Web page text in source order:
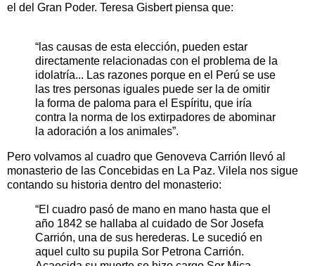
el del Gran Poder. Teresa Gisbert piensa que:
“las causas de esta elección, pueden estar
directamente relacionadas con el problema de la
idolatría... Las razones porque en el Perú se use
las tres personas iguales puede ser la de omitir
la forma de paloma para el Espíritu, que iría
contra la norma de los extirpadores de abominar
la adoración a los animales”.
Pero volvamos al cuadro que Genoveva Carrión llevó al
monasterio de las Concebidas en La Paz. Vilela nos sigue
contando su historia dentro del monasterio:
“El cuadro pasó de mano en mano hasta que el
año 1842 se hallaba al cuidado de Sor Josefa
Carrión, una de sus herederas. Le sucedió en
aquel culto su pupila Sor Petrona Carrión.